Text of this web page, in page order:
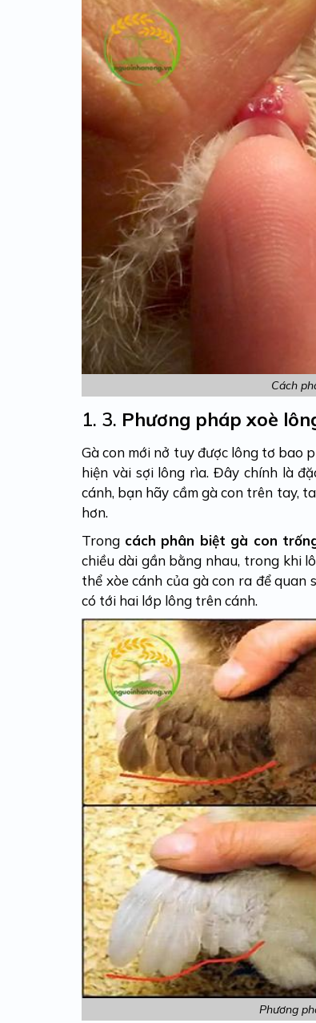
Cách
1. 3. Phương pháp xoè
Gà con mới nở tuy được lông tơ bao
hiện vài sợi lông rìa. Đây chính là
cánh, bạn hãy cầm gà con trên tay,
hơn.
Trong cách phân biệt gà con
chiều dài gần bằng nhau, trong khi
thể xòe cánh của gà con ra để
có tới hai lớp lông trên cánh.
Phương